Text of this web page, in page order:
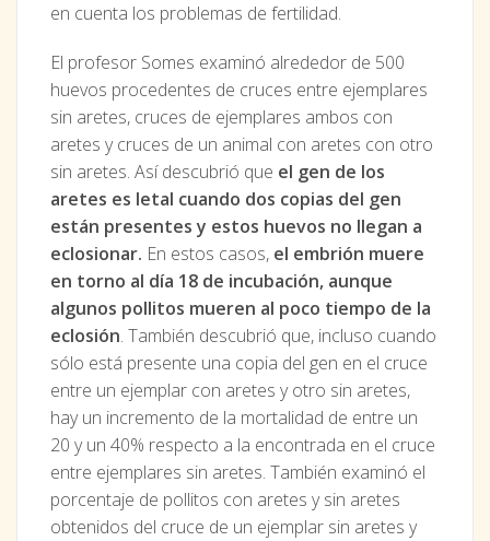
en cuenta los problemas de fertilidad.
El profesor Somes examinó alrededor de 500
huevos procedentes de cruces entre ejemplares
sin aretes, cruces de ejemplares ambos con
aretes y cruces de un animal con aretes con otro
sin aretes. Así descubrió que el gen de los
aretes es letal cuando dos copias del gen
están presentes y estos huevos no llegan a
eclosionar. En estos casos, el embrión muere
en torno al día 18 de incubación, aunque
algunos pollitos mueren al poco tiempo de la
eclosión. También descubrió que, incluso cuando
sólo está presente una copia del gen en el cruce
entre un ejemplar con aretes y otro sin aretes,
hay un incremento de la mortalidad de entre un
20 y un 40% respecto a la encontrada en el cruce
entre ejemplares sin aretes. También examinó el
porcentaje de pollitos con aretes y sin aretes
obtenidos del cruce de un ejemplar sin aretes y